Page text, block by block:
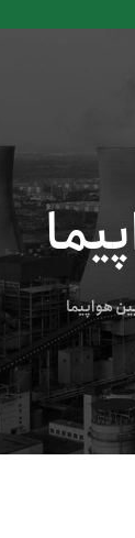
هواپیما